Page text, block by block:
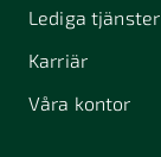
Lediga tjänster
Karriär
Våra kontor